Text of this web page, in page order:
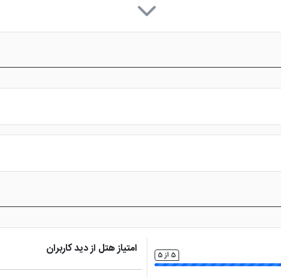
از پرداخت در درگاه بانکی، رزرو آنلاین خود را نهایی و واچر هتل را دریافت
5 از 5 امتیاز هتل از دید کاربران